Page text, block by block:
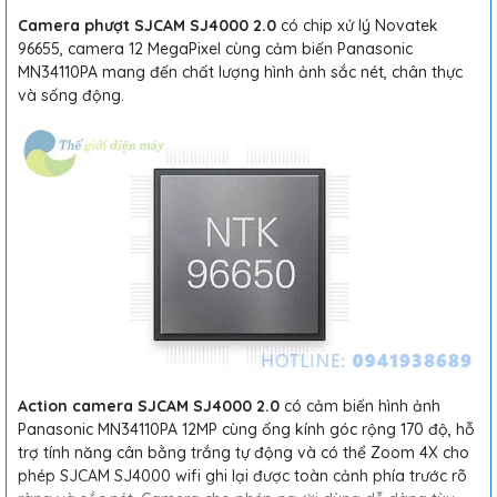
Camera phượt SJCAM SJ4000 2.0 có chip xử lý Novatek
96655, camera 12 MegaPixel cùng cảm biến Panasonic
MN34110PA mang đến chất lượng hình ảnh sắc nét, chân thực
và sống động.
Action camera SJCAM SJ4000 2.0 có cảm biến hình ảnh
Panasonic MN34110PA 12MP cùng ống kính góc rộng 170 độ, hỗ
trợ tính năng cân bằng trắng tự động và có thể Zoom 4X cho
phép SJCAM SJ4000 wifi ghi lại được toàn cảnh phía trước rõ